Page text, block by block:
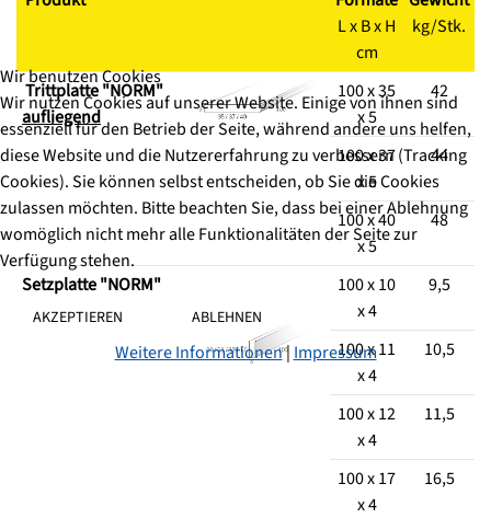
L x B x H
cm
kg/Stk.
Trittplatte "NORM"
aufliegend
100 x 35
x 5
42
100 x 37
x 5
44
100 x 40
x 5
48
Setzplatte "NORM"
100 x 10
x 4
9,5
100 x 11
x 4
10,5
100 x 12
x 4
11,5
100 x 17
x 4
16,5
Wir benutzen Cookies
Wir nutzen Cookies auf unserer Website. Einige von ihnen sind
essenziell für den Betrieb der Seite, während andere uns helfen,
diese Website und die Nutzererfahrung zu verbessern (Tracking
Cookies). Sie können selbst entscheiden, ob Sie die Cookies
zulassen möchten. Bitte beachten Sie, dass bei einer Ablehnung
womöglich nicht mehr alle Funktionalitäten der Seite zur
Verfügung stehen.
AKZEPTIEREN ABLEHNEN
Weitere Informationen| Impressum